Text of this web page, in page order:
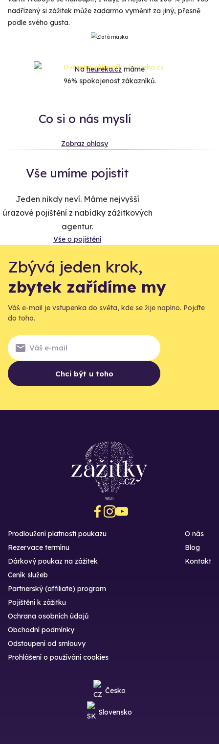
nadřízený si zážitek může zadarmo vyměnit za jiný, přesně
podle svého gusta.
Naheureka.czmáme
96% spokojenost zákazníků.
Co si o nás myslí
Zobraz ohlasy
Vše umíme pojistit
Jeden nikdy neví. Máme nejvyšší
úrazové pojištění z nabídky zážitkových
agentur.
Vše o pojištění
Zbývá jeden krok,
zbytek zařídíme my
Váš e-mail je vstupenka do světa, kde se žije naplno. Pojďte
do toho.
Chci být u toho
Prodloužení platnosti poukazu
Rezervace termínu
Dárkový poukaz na zážitek
O nás
Blog
Kontakt
Ceník služeb
Partnerský (affiliate) program
Pojištění k zážitku
Ochrana osobních údajů
Obchodní podmínky
Odstoupení od smlouvy
Prohlášení o používání cookies
Česko
Slovensko